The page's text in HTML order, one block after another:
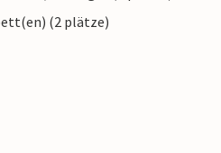
(2 plätze)